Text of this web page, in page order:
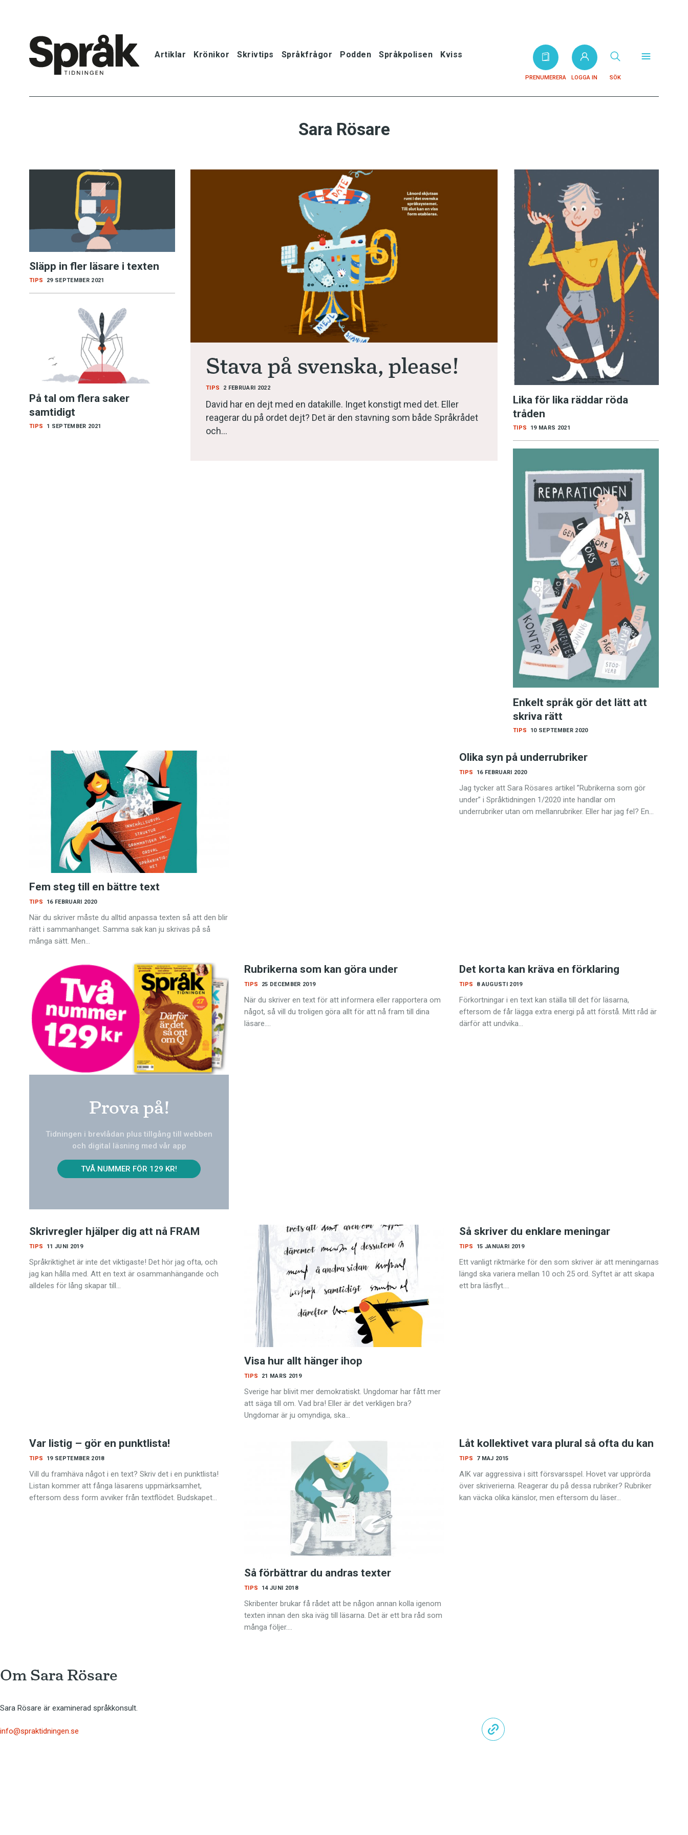
Artiklar Krönikor Skrivtips Språkfrågor Podden Språkpolisen Kviss
PRENUMERERA LOGGA IN SÖK
Språkfrågor
Bokrecensioner
Kviss
Annonsera
Prenumerera
Läs Språktidningen digitalt
Sara Rösare
Stava på svenska, please!
2 FEBRUARI 2022
TIPS
David har en dejt med en datakille. Inget konstigt med det. Eller
reagerar du på ordet dejt? Det är den stavning som både Språkrådet
och…
Släpp in fler läsare i texten
29 SEPTEMBER 2021
TIPS
På tal om flera saker
samtidigt
1 SEPTEMBER 2021
TIPS
Lika för lika räddar röda
tråden
19 MARS 2021
TIPS
Enkelt språk gör det lätt att
skriva rätt
10 SEPTEMBER 2020
TIPS
Fem steg till en bättre text
16 FEBRUARI 2020
TIPS
När du skriver måste du alltid anpassa texten så att den blir
rätt i sammanhanget. Samma sak kan ju skrivas på så
många sätt. Men…
Olika syn på underrubriker
16 FEBRUARI 2020
TIPS
Jag tycker att Sara Rösares artikel ”Rubrikerna som gör
under” i Språktidningen 1/2020 inte handlar om
underrubriker utan om mellanrubriker. Eller har jag fel? En…
Prova på!
Tidningen i brevlådan plus tillgång till webben
och digital läsning med vår app
TVÅ NUMMER FÖR 129 KR!
Rubrikerna som kan göra under
25 DECEMBER 2019
TIPS
När du skriver en text för att informera eller rapportera om
något, så vill du troligen göra allt för att nå fram till dina
läsare.…
Det korta kan kräva en förklaring
8 AUGUSTI 2019
TIPS
Förkortningar i en text kan ställa till det för läsarna,
eftersom de får lägga extra energi på att förstå. Mitt råd är
därför att undvika…
Skrivregler hjälper dig att nå FRAM
11 JUNI 2019
TIPS
Språkriktighet är inte det viktigaste! Det hör jag ofta, och
jag kan hålla med. Att en text är osammanhängande och
alldeles för lång skapar till…
Visa hur allt hänger ihop
21 MARS 2019
TIPS
Sverige har blivit mer demokratiskt. Ungdomar har fått mer
att säga till om. Vad bra! Eller är det verkligen bra?
Ungdomar är ju omyndiga, ska…
Så skriver du enklare meningar
15 JANUARI 2019
TIPS
Ett vanligt riktmärke för den som skriver är att meningarnas
längd ska variera mellan 10 och 25 ord. Syftet är att skapa
ett bra läsflyt.…
Var listig – gör en punktlista!
19 SEPTEMBER 2018
TIPS
Vill du framhäva något i en text? Skriv det i en punktlista!
Listan kommer att fånga läsarens uppmärksamhet,
eftersom dess form avviker från textflödet. Budskapet…
Så förbättrar du andras texter
14 JUNI 2018
TIPS
Skribenter brukar få rådet att be någon annan kolla igenom
texten innan den ska iväg till läsarna. Det är ett bra råd som
många följer.…
Låt kollektivet vara plural så ofta du kan
7 MAJ 2015
TIPS
AIK var aggressiva i sitt försvarsspel. Hovet var upprörda
över skriverierna. Reagerar du på dessa rubriker? Rubriker
kan väcka olika känslor, men eftersom du läser…
Om Sara Rösare
Sara Rösare är examinerad språkkonsult.
info@spraktidningen.se